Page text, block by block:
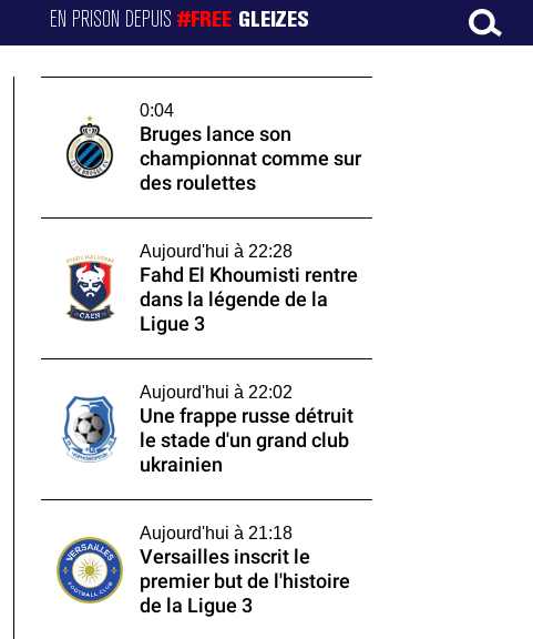
EN PRISON DEPUIS#FREE GLEIZES
0:04
Bruges lance son
championnat comme sur
des roulettes
Aujourd'hui à 22:28
Fahd El Khoumisti rentre
dans la légende de la
Ligue 3
Aujourd'hui à 22:02
Une frappe russe détruit
le stade d'un grand club
ukrainien
Aujourd'hui à 21:18
Versailles inscrit le
premier but de l'histoire
de la Ligue 3